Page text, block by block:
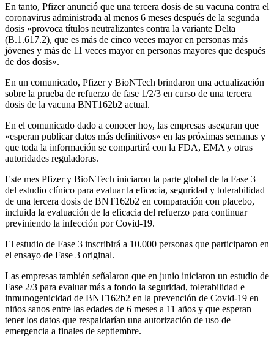
En tanto, Pfizer anunció que una tercera dosis de su vacuna contra el
coronavirus administrada al menos 6 meses después de la segunda
dosis «provoca títulos neutralizantes contra la variante Delta
(B.1.617.2), que es más de cinco veces mayor en personas más
jóvenes y más de 11 veces mayor en personas mayores que después
de dos dosis».
En un comunicado, Pfizer y BioNTech brindaron una actualización
sobre la prueba de refuerzo de fase 1/2/3 en curso de una tercera
dosis de la vacuna BNT162b2 actual.
En el comunicado dado a conocer hoy, las empresas aseguran que
«esperan publicar datos más definitivos» en las próximas semanas y
que toda la información se compartirá con la FDA, EMA y otras
autoridades reguladoras.
Este mes Pfizer y BioNTech iniciaron la parte global de la Fase 3
del estudio clínico para evaluar la eficacia, seguridad y tolerabilidad
de una tercera dosis de BNT162b2 en comparación con placebo,
incluida la evaluación de la eficacia del refuerzo para continuar
previniendo la infección por Covid-19.
El estudio de Fase 3 inscribirá a 10.000 personas que participaron en
el ensayo de Fase 3 original.
Las empresas también señalaron que en junio iniciaron un estudio de
Fase 2/3 para evaluar más a fondo la seguridad, tolerabilidad e
inmunogenicidad de BNT162b2 en la prevención de Covid-19 en
niños sanos entre las edades de 6 meses a 11 años y que esperan
tener los datos que respaldarían una autorización de uso de
emergencia a finales de septiembre.